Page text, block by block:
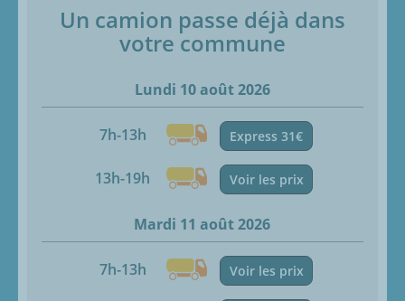
Un camion passe déjà dans
votre commune
Lundi 10 août 2026
7h-13h Express 31€
13h-19h Voir les prix
Mardi 11 août 2026
7h-13h Voir les prix